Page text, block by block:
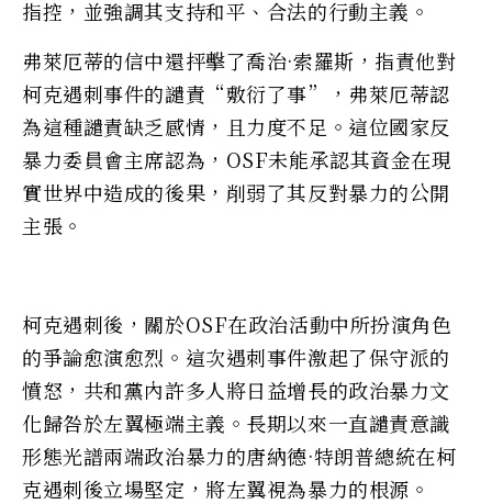
指控，並強調其支持和平、合法的行動主義。
弗萊厄蒂的信中還抨擊了喬治·索羅斯，指責他對
柯克遇刺事件的譴責“敷衍了事”，弗萊厄蒂認
為這種譴責缺乏感情，且力度不足。這位國家反
暴力委員會主席認為，OSF未能承認其資金在現
實世界中造成的後果，削弱了其反對暴力的公開
主張。
柯克遇刺後，關於OSF在政治活動中所扮演角色
的爭論愈演愈烈。這次遇刺事件激起了保守派的
憤怒，共和黨內許多人將日益增長的政治暴力文
化歸咎於左翼極端主義。長期以來一直譴責意識
形態光譜兩端政治暴力的唐納德·特朗普總統在柯
克遇刺後立場堅定，將左翼視為暴力的根源。